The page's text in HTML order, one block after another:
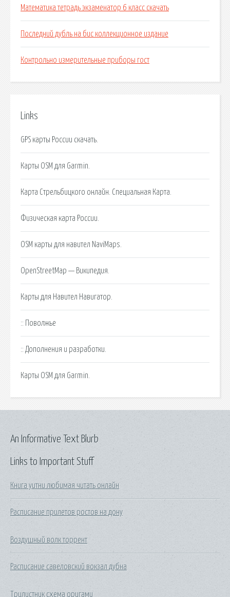
Математика тетрадь экзаменатор 6 класс скачать
Последний дубль на бис коллекционное издание
Контрольно измерительные приборы гост
Links
GPS карты России скачать.
Карты OSM для Garmin.
Карта Стрельбицкого онлайн. Специальная Карта.
Физическая карта России.
OSM карты для навител NaviMaps.
OpenStreetMap — Википедия.
Карты для Навител Навигатор.
:: Поволжье
:: Дополнения и разработки.
Карты OSM для Garmin.
Links to Important Stuff
Книга уитни любимая читать онлайн
Расписание прилетов ростов на дону
Воздушный волк торрент
Расписание савеловский вокзал дубна
Трилистник схема оригами
An Informative Text Blurb